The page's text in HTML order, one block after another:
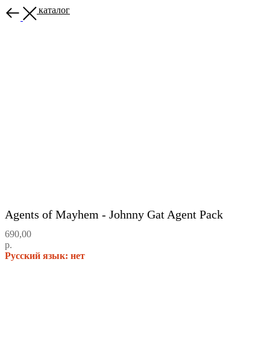
Назад в каталог
Agents of Mayhem - Johnny Gat Agent Pack
690,00
р.
Русский язык: нет